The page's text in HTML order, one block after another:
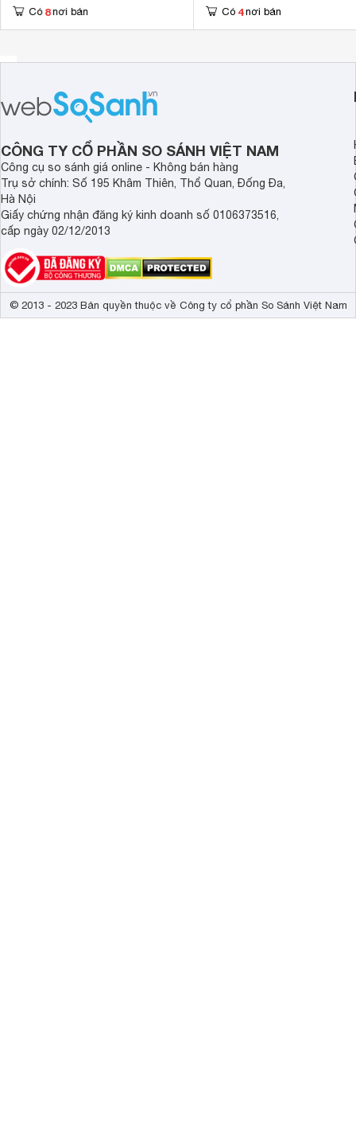
Có 8 nơi bán Có 4 nơi bán
CÔNG TY CỔ PHẦN SO SÁNH VIỆT NAM
Công cụ so sánh giá online - Không bán hàng
Trụ sở chính: Số 195 Khâm Thiên, Thổ Quan, Đống Đa,
Hà Nội
Giấy chứng nhận đăng ký kinh doanh số 0106373516,
cấp ngày 02/12/2013
© 2013 - 2023 Bản quyền thuộc về Công ty cổ phần So Sánh Việt Nam